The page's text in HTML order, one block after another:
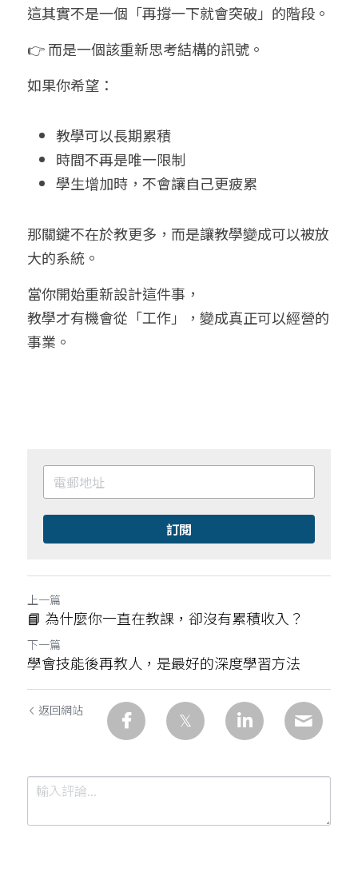
這其實不是一個「再撐一下就會突破」的階段。
👉 而是一個該重新思考結構的訊號。
如果你希望：
教學可以長期累積
時間不再是唯一限制
學生增加時，不會讓自己更疲累
那關鍵不在於教更多，而是讓教學變成可以被放
大的系統。
當你開始重新設計這件事，
教學才有機會從「工作」，變成真正可以經營的
事業。
訂閱
上一篇
📘 為什麼你一直在教課，卻沒有累積收入？
下一篇
學會技能後再教人，是最好的深度學習方法
返回網站